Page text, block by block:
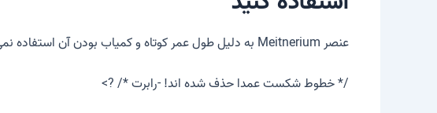
عنصر Meitnerium به دلیل طول عمر کوتاه و کمیاب بودن آن استفاده نمی شود.
/* خطوط شکست عمدا حذف شده اند! -رابرت */ ?>